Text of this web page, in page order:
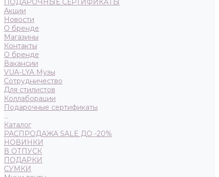
ПОДАРОЧНЫЕ СЕРТИФИКАТЫ
Акции
Новости
О бренде
Магазины
Контакты
О бренде
Вакансии
VUA-LYA Музы
Сотрудничество
Для стилистов
Коллаборации
Подарочные сертификаты
...
Каталог
РАСПРОДАЖА SALE ДО -20%
НОВИНКИ
В ОТПУСК
ПОДАРКИ
СУМКИ